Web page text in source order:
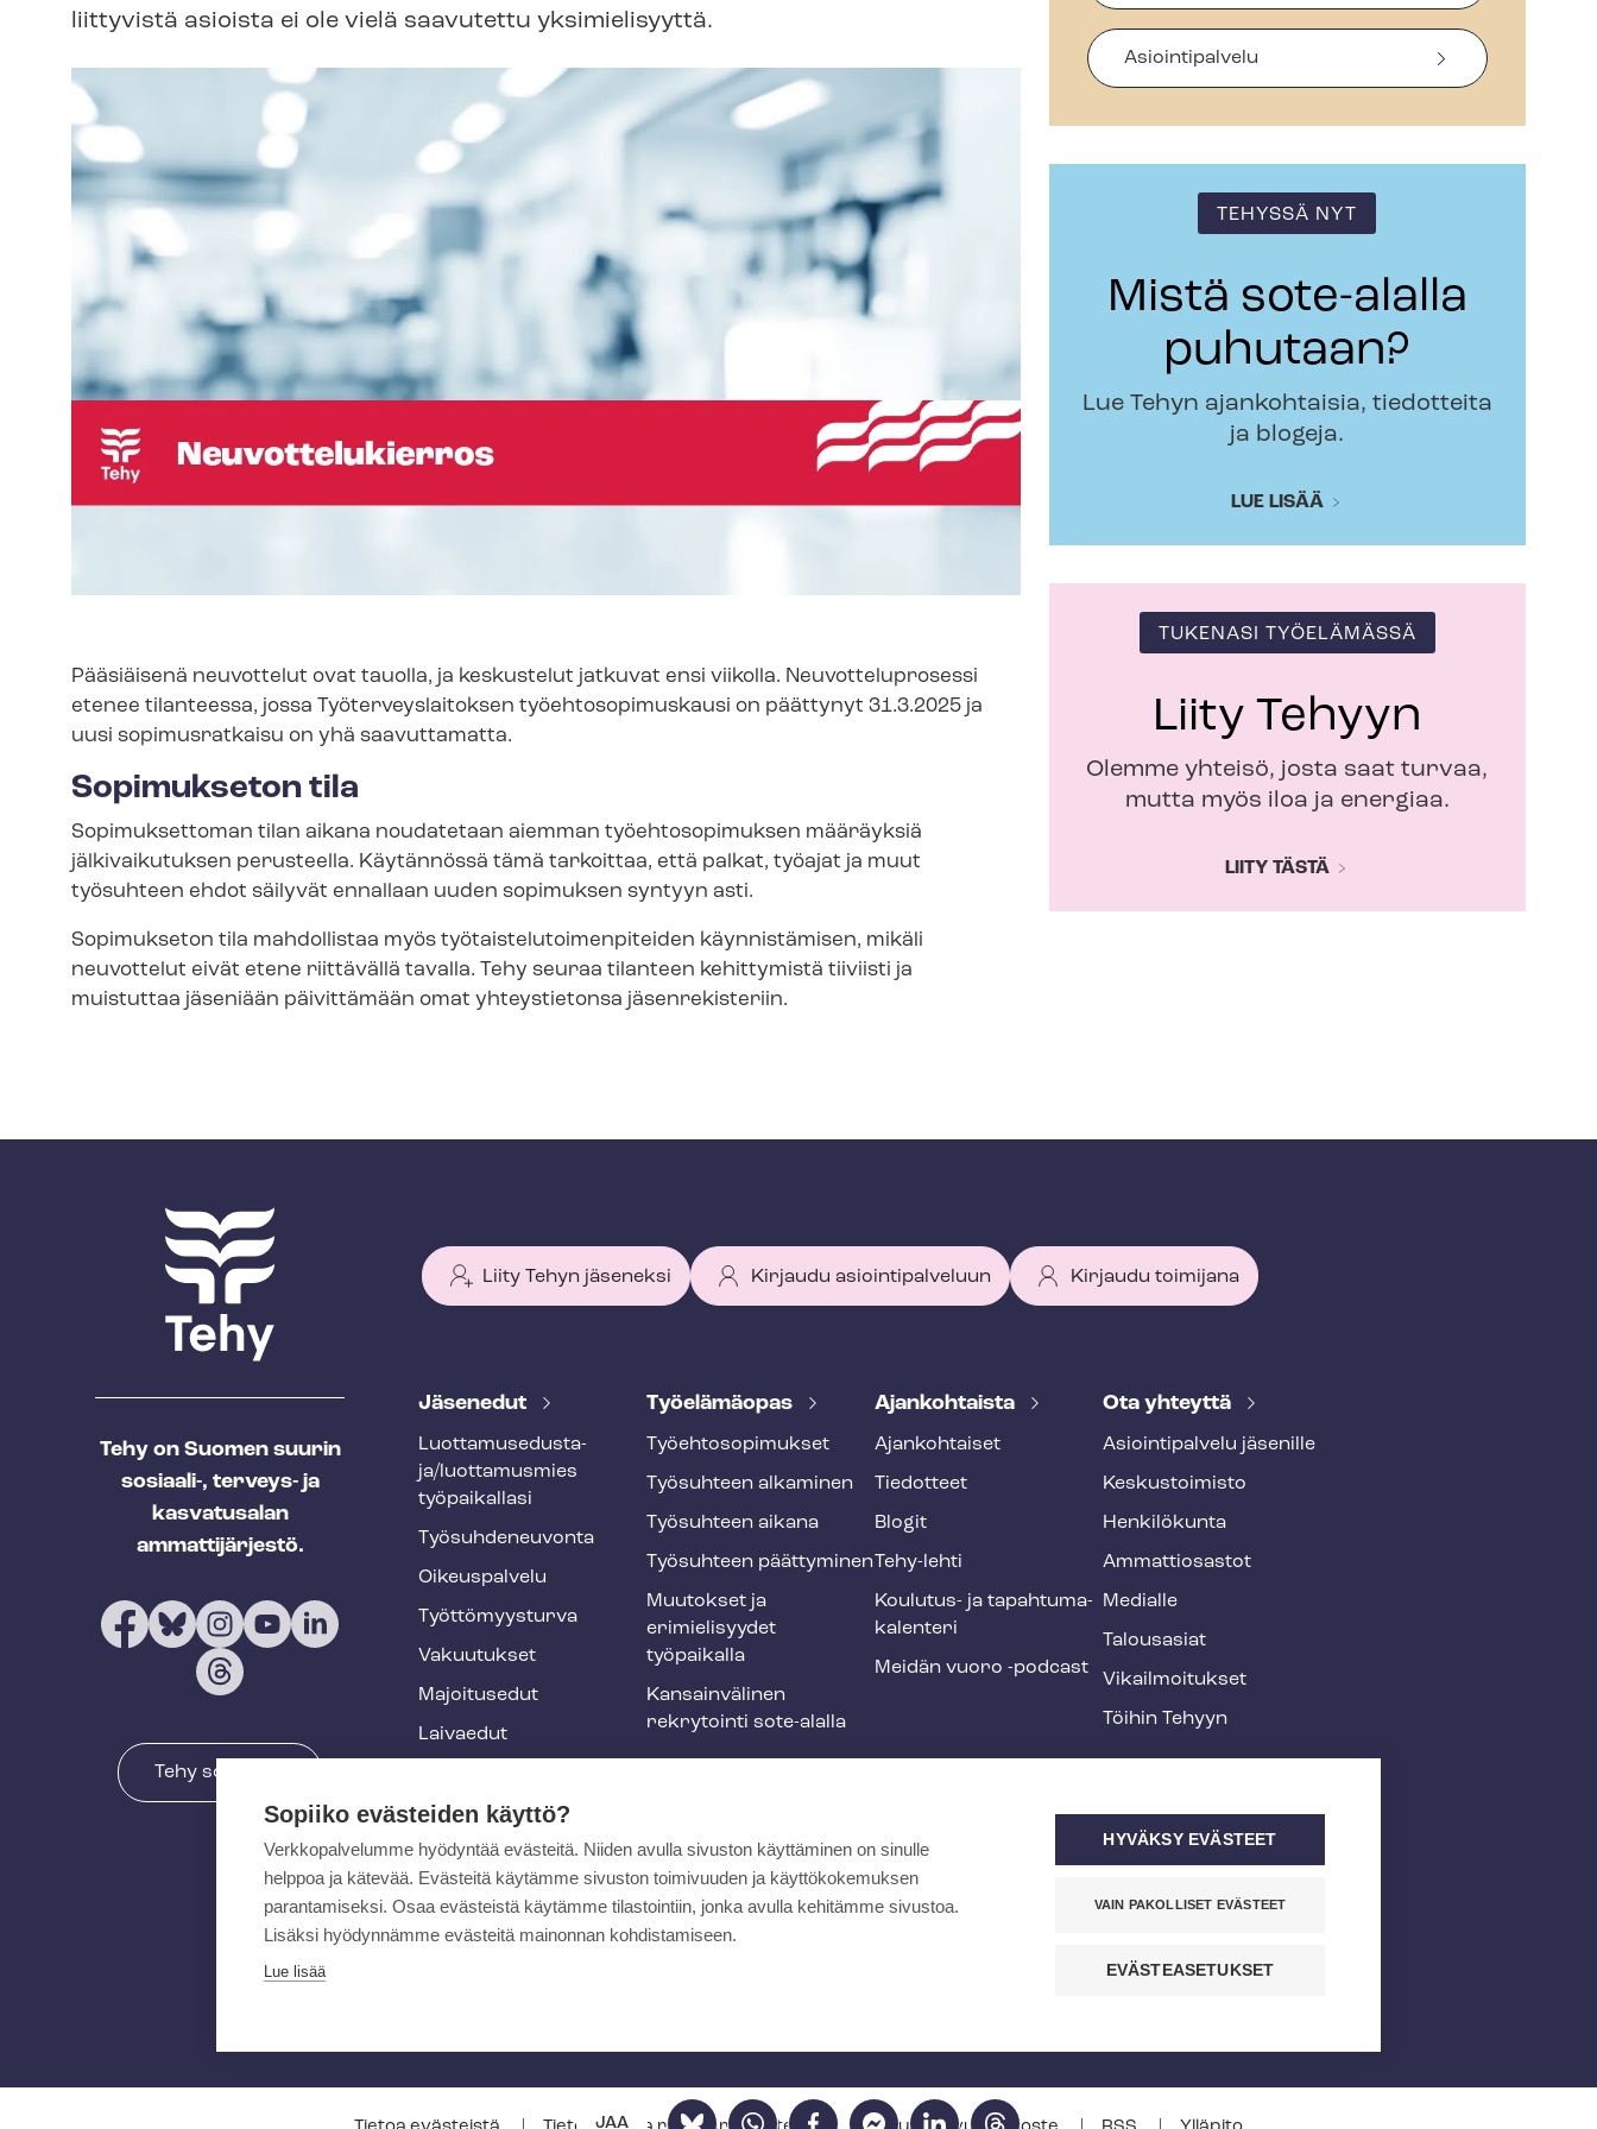
liittyvistä asioista ei ole vielä saavutettu yksimielisyyttä.
Pääsiäisenä neuvottelut ovat tauolla, ja keskustelut jatkuvat ensi viikolla. Neu­vot­te­lu­pro­ses­si
etenee tilanteessa, jossa Työ­ter­veys­lai­tok­sen työ­eh­to­so­pi­mus­kausi on päättynyt 31.3.2025 ja
uusi sopimusratkaisu on yhä saavuttamatta.
Sopimukseton tila
Sopimuksettoman tilan aikana noudatetaan aiemman työehtosopimuksen määräyksiä
jälkivaikutuksen perusteella. Käytännössä tämä tarkoittaa, että palkat, työajat ja muut
työsuhteen ehdot säilyvät ennallaan uuden sopimuksen syntyyn asti.
Sopimukseton tila mahdollistaa myös työ­tais­te­lu­toi­men­pi­tei­den käynnistämisen, mikäli
neuvottelut eivät etene riittävällä tavalla. Tehy seuraa tilanteen kehittymistä tiiviisti ja
muistuttaa jäseniään päivittämään omat yhteystietonsa jäsenrekisteriin.
Asiointipalvelu
TEHYSSÄ NYT
Mistä sote-alalla
puhutaan?
Lue Tehyn ajankohtaisia, tiedotteita
ja blogeja.
LUE LISÄÄ
TUKENASI TYÖELÄMÄSSÄ
Liity Tehyyn
Olemme yhteisö, josta saat turvaa,
mutta myös iloa ja energiaa.
LIITY TÄSTÄ
JAA BlueskyWhatsAppFacebookFacebookLinkedInThreads
Tehy on Suomen suurin
sosiaali-, terveys- ja
kasvatusalan
ammattijärjestö.
Tehy somessa
Liity Tehyn jäseneksi Kirjaudu asiointipalveluun Kirjaudu toimijana
T
h
y
f
o
o
t
e
r
Jäsenedut
Luot­ta­muse­dus­ta­
ja/luottamusmies
työpaikallasi
Työ­suh­de­neu­von­ta
Oikeuspalvelu
Työt­tö­myys­tur­va
Vakuutukset
Majoitusedut
Laivaedut
Muut edut
Koulutukset ja
tapahtumat
Tehy-lehti
Työelämäopas
Työ­eh­to­so­pi­muk­set
Työsuhteen alkaminen
Työsuhteen aikana
Työsuhteen päättyminen
Muutokset ja
erimielisyydet
työpaikalla
Kansainvälinen
rekrytointi sote-alalla
Ajankohtaista
Ajankohtaiset
Tiedotteet
Blogit
Tehy-lehti
Koulutus- ja ta­pah­tu­ma­
ka­len­te­ri
Meidän vuoro -podcast
Ota yhteyttä
Asioin­ti­pal­ve­lu jäsenille
Keskustoimisto
Henkilökunta
Ammattiosastot
Medialle
Talousasiat
Vi­kail­moi­tuk­set
Töihin Tehyyn
Sopiiko evästeiden käyttö?
Verkkopalvelumme hyödyntää evästeitä. Niiden avulla sivuston käyttäminen on sinulle
helppoa ja kätevää. Evästeitä käytämme sivuston toimivuuden ja käyttökokemuksen
parantamiseksi. Osaa evästeistä käytämme tilastointiin, jonka avulla kehitämme sivustoa.
Lisäksi hyödynnämme evästeitä mainonnan kohdistamiseen.
Lue lisää
HYVÄKSY EVÄSTEET
VAIN PAKOLLISET EVÄSTEET
EVÄSTEASETUKSET